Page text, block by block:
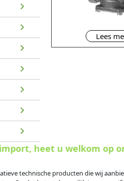
chevron_right
chevron_right
chevron_right
chevron_right
chevron_right
chevron_right
chevron_right
Lees
heet u welkom op
technische producten die wij